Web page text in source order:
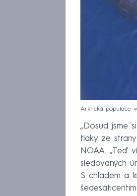
Arktická populace
„Dosud jsme
tlaky ze
NOAA. „Teď
sledovaných
S chladem a